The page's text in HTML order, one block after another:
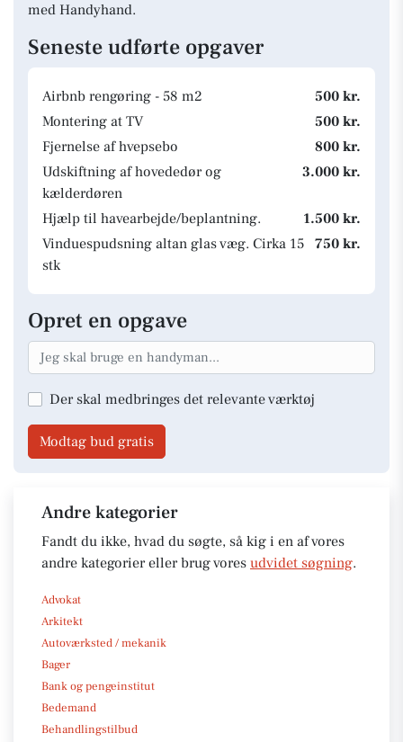
med Handyhand.
Seneste udførte opgaver
Airbnb rengøring - 58 m2
500 kr.
Montering at TV
500 kr.
Fjernelse af hvepsebo
800 kr.
Udskiftning af hovededør og
kælderdøren
3.000 kr.
Hjælp til havearbejde/beplantning.
1.500 kr.
Vinduespudsning altan glas væg. Cirka 15
stk
750 kr.
Opret en opgave
Der skal medbringes det relevante værktøj
Modtag bud gratis
Andre kategorier
Fandt du ikke, hvad du søgte, så kig i en af vores
andre kategorier eller brug vores udvidet søgning.
Advokat
Arkitekt
Autoværksted / mekanik
Bager
Bank og pengeinstitut
Bedemand
Behandlingstilbud